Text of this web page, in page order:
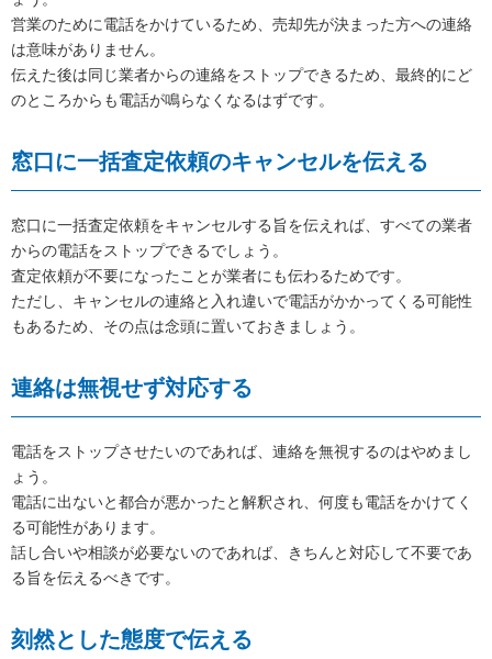
営業のために電話をかけているため、売却先が決まった方への連絡
は意味がありません。
伝えた後は同じ業者からの連絡をストップできるため、最終的にど
のところからも電話が鳴らなくなるはずです。
窓口に一括査定依頼のキャンセルを伝える
窓口に一括査定依頼をキャンセルする旨を伝えれば、すべての業者
からの電話をストップできるでしょう。
査定依頼が不要になったことが業者にも伝わるためです。
ただし、キャンセルの連絡と入れ違いで電話がかかってくる可能性
もあるため、その点は念頭に置いておきましょう。
連絡は無視せず対応する
電話をストップさせたいのであれば、連絡を無視するのはやめまし
ょう。
電話に出ないと都合が悪かったと解釈され、何度も電話をかけてく
る可能性があります。
話し合いや相談が必要ないのであれば、きちんと対応して不要であ
る旨を伝えるべきです。
刻然とした態度で伝える